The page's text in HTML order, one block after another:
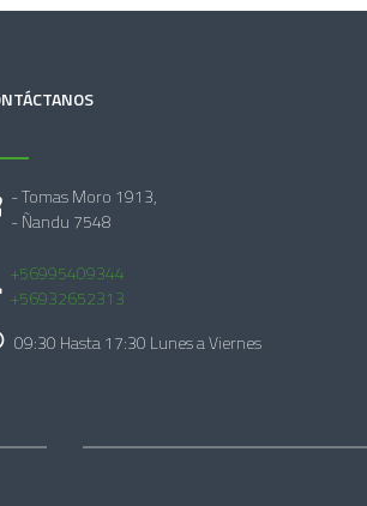
- Tomas Moro 1913,
- Ñandu 7548
+56995409344
+56932652313
09:30 Hasta 17:30 Lunes a Viernes